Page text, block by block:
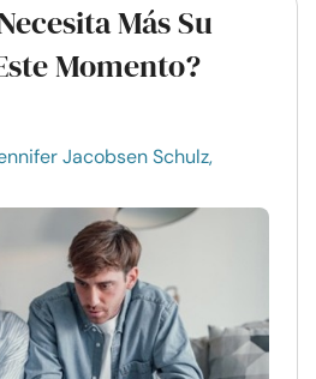
Más Su
Momento?
Jacobsen Schulz,